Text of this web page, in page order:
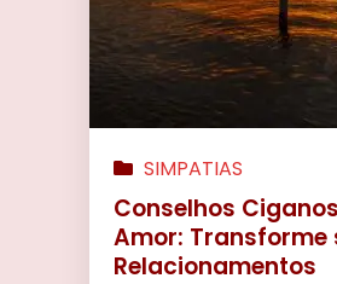
SIMPATIAS
Conselhos
Amor: Transforme
Relacionamentos